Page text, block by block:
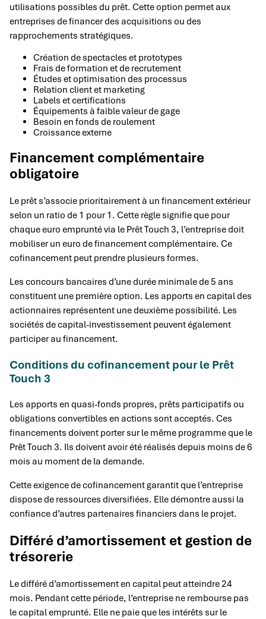
utilisations possibles du prêt. Cette option permet aux
entreprises de financer des acquisitions ou des
rapprochements stratégiques.
Création de spectacles et prototypes
Frais de formation et de recrutement
Études et optimisation des processus
Relation client et marketing
Labels et certifications
Équipements à faible valeur de gage
Besoin en fonds de roulement
Croissance externe
Financement complémentaire
obligatoire
Le prêt s’associe prioritairement à un financement extérieur
selon un ratio de 1 pour 1. Cette règle signifie que pour
chaque euro emprunté via le Prêt Touch 3, l’entreprise doit
mobiliser un euro de financement complémentaire. Ce
cofinancement peut prendre plusieurs formes.
Les concours bancaires d’une durée minimale de 5 ans
constituent une première option. Les apports en capital des
actionnaires représentent une deuxième possibilité. Les
sociétés de capital-investissement peuvent également
participer au financement.
Conditions du cofinancement pour le Prêt
Touch 3
Les apports en quasi-fonds propres, prêts participatifs ou
obligations convertibles en actions sont acceptés. Ces
financements doivent porter sur le même programme que le
Prêt Touch 3. Ils doivent avoir été réalisés depuis moins de 6
mois au moment de la demande.
Cette exigence de cofinancement garantit que l’entreprise
dispose de ressources diversifiées. Elle démontre aussi la
confiance d’autres partenaires financiers dans le projet.
Différé d’amortissement et gestion de
trésorerie
Le différé d’amortissement en capital peut atteindre 24
mois. Pendant cette période, l’entreprise ne rembourse pas
le capital emprunté. Elle ne paie que les intérêts sur le